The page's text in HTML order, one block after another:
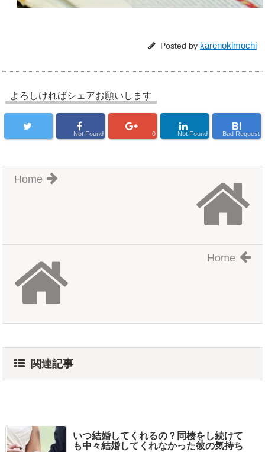
Posted by karenokimochi
よろしければシェアお願いします
Not Found 0 Not Found
B!
Bad Request
Home
Home
関連記事
いつ結婚してくれるの？同棲をし続けて
も中々結婚してくれなかった彼の気持ち